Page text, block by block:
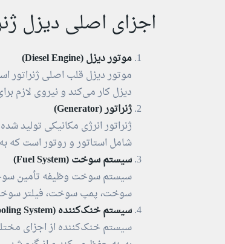
اجزای اصلی دیزل
موتور دیزل (Diesel Engine)
موتور دیزل قلب اصلی ژنراتور
دیزل کار می‌کند و نیروی لازم
ژنراتور (Generator)
ژنراتور انرژی مکانیکی تولید
شامل استاتور و روتور است که
سیستم سوخت (Fuel System)
سیستم سوخت وظیفه تأمین
سوخت، پمپ سوخت، فیلتر
سیستم خنک‌کننده (Cooling System)
سیستم خنک‌کننده از اجزای